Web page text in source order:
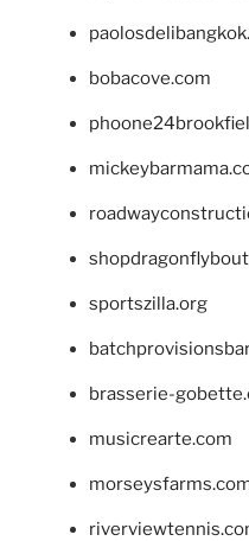
bobacove.com
sportszilla.org
brasserie-
musicrearte.com